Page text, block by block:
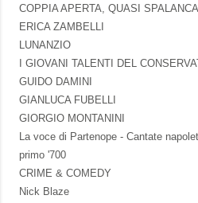
COPPIA APERTA, QUASI
ERICA ZAMBELLI
LUNANZIO
I GIOVANI TALENTI DEL
GUIDO DAMINI
GIANLUCA FUBELLI
GIORGIO MONTANINI
La voce di Partenope - Cantate
primo '700
CRIME & COMEDY
Nick Blaze